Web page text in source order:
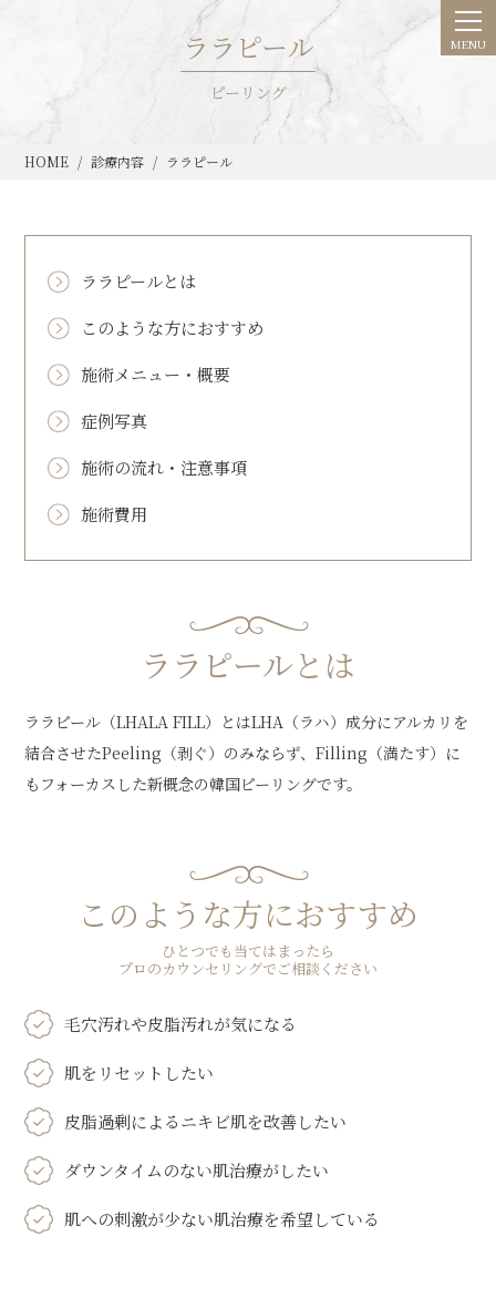
ララピール
ピーリング
HOME 診療内容 ララピール
ララピールとは
このような方におすすめ
施術メニュー・概要
症例写真
施術の流れ・注意事項
施術費用
ララピールとは
ララピール（LHALA FILL）とはLHA（ラハ）成分にアルカリを
結合させたPeeling（剥ぐ）のみならず、Filling（満たす）に
もフォーカスした新概念の韓国ピーリングです。
このような方におすすめ
ひとつでも当てはまったら
プロのカウンセリングでご相談ください
毛穴汚れや皮脂汚れが気になる
肌をリセットしたい
皮脂過剰によるニキビ肌を改善したい
ダウンタイムのない肌治療がしたい
肌への刺激が少ない肌治療を希望している